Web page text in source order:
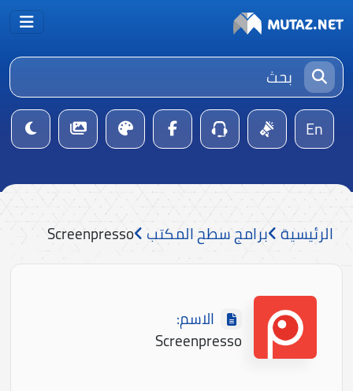
En
الرئيسية برامج سطح المكتب Screenpresso
الاسم:
Screenpresso